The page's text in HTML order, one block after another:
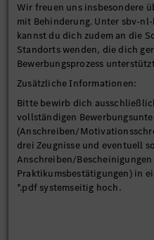
Wir freuen uns insbesondere
mit Behinderung. Unter sbv-
kannst du dich zudem an die
Standorts wenden, die dich
Bewerbungsprozess
Zusätzliche Informationen:
Bitte bewirb dich
vollständigen
(Anschreiben/
drei Zeugnisse und eventuell
Anschreiben/Bescheinigungen
Praktikumsbestätigungen) in
*.pdf systemseitig hoch.